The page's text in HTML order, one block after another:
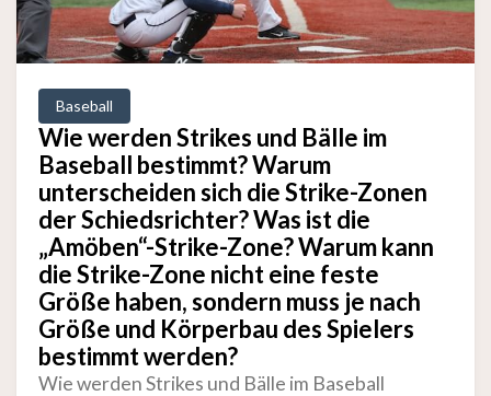
Baseball
Wie werden Strikes und Bälle im
Baseball bestimmt? Warum
unterscheiden sich die Strike-Zonen
der Schiedsrichter? Was ist die
„Amöben“-Strike-Zone? Warum kann
die Strike-Zone nicht eine feste
Größe haben, sondern muss je nach
Größe und Körperbau des Spielers
bestimmt werden?
Wie werden Strikes und Bälle im Baseball